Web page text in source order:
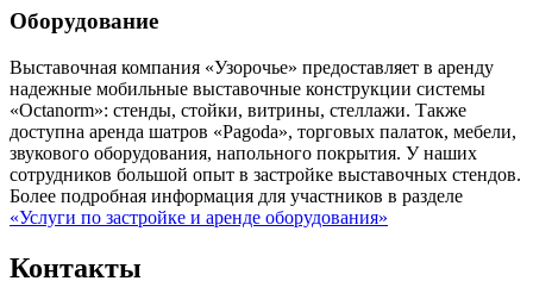
Оборудование
Выставочная компания «Узорочье» предоставляет в аренду
надежные мобильные выставочные конструкции системы
«Octanorm»: стенды, стойки, витрины, стеллажи. Также
доступна аренда шатров «Pagoda», торговых палаток, мебели,
звукового оборудования, напольного покрытия. У наших
сотрудников большой опыт в застройке выставочных стендов.
Более подробная информация для участников в разделе
«Услуги по застройке и аренде оборудования»
Контакты